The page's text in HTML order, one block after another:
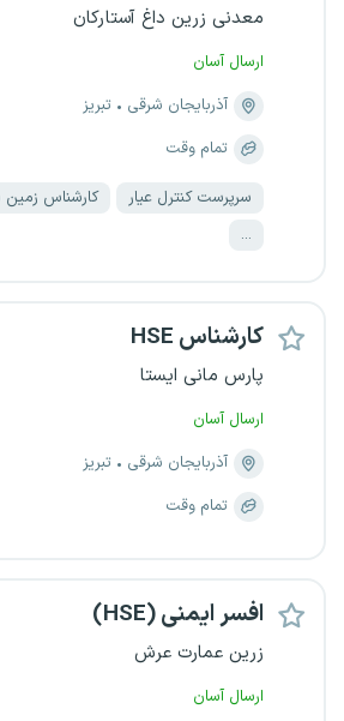
معدنی زرین داغ آستارکان
ارسال آسان
آذربایجان شرقی
تبریز
تمام وقت
سرپرست کنترل عیار
کارشناس
...
کارشناس HSE
پارس مانی ایستا
ارسال آسان
آذربایجان شرقی
تبریز
تمام وقت
افسر ایمنی (HSE)
زرین عمارت عرش
ارسال آسان